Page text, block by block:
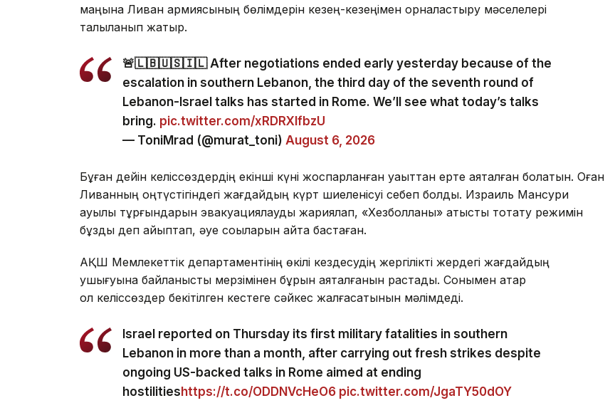
маңына Ливан армиясының бөлімдерін кезең-кезеңімен орналастыру мәселелері
талқыланып жатыр.
🚨🇱🇧🇺🇸🇮🇱 After negotiations ended early yesterday because of the
escalation in southern Lebanon, the third day of the seventh round of
Lebanon-Israel talks has started in Rome. We’ll see what today’s talks
bring. pic.twitter.com/xRDRXlfbzU
— ToniMrad (@murat_toni) August 6, 2026
Бұған дейін келіссөздердің екінші күні жоспарланған уақыттан ерте аяқталған болатын. Оған
Ливанның оңтүстігіндегі жағдайдың күрт шиеленісуі себеп болды. Израиль Мансури
ауылы тұрғындарын эвакуациялауды жариялап, «Хезболланы» атысты тоқтату режимін
бұзды деп айыптап, әуе соққыларын қайта бастаған.
АҚШ Мемлекеттік департаментінің өкілі кездесудің жергілікті жердегі жағдайдың
ушығуына байланысты мерзімінен бұрын аяқталғанын растады. Сонымен қатар
ол келіссөздер бекітілген кестеге сәйкес жалғасатынын мәлімдеді.
Israel reported on Thursday its first military fatalities in southern
Lebanon in more than a month, after carrying out fresh strikes despite
ongoing US-backed talks in Rome aimed at ending
hostilities https://t.co/ODDNVcHeO6 pic.twitter.com/JgaTY50dOY